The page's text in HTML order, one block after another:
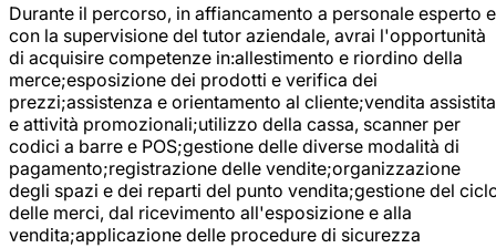
Durante il percorso, in affiancamento a personale esperto e
con la supervisione del tutor aziendale, avrai l'opportunità
di acquisire competenze in:allestimento e riordino della
merce;esposizione dei prodotti e verifica dei
prezzi;assistenza e orientamento al cliente;vendita assistita
e attività promozionali;utilizzo della cassa, scanner per
codici a barre e POS;gestione delle diverse modalità di
pagamento;registrazione delle vendite;organizzazione
degli spazi e dei reparti del punto vendita;gestione del
delle merci, dal ricevimento all'esposizione e alla
vendita;applicazione delle procedure di sicurezza